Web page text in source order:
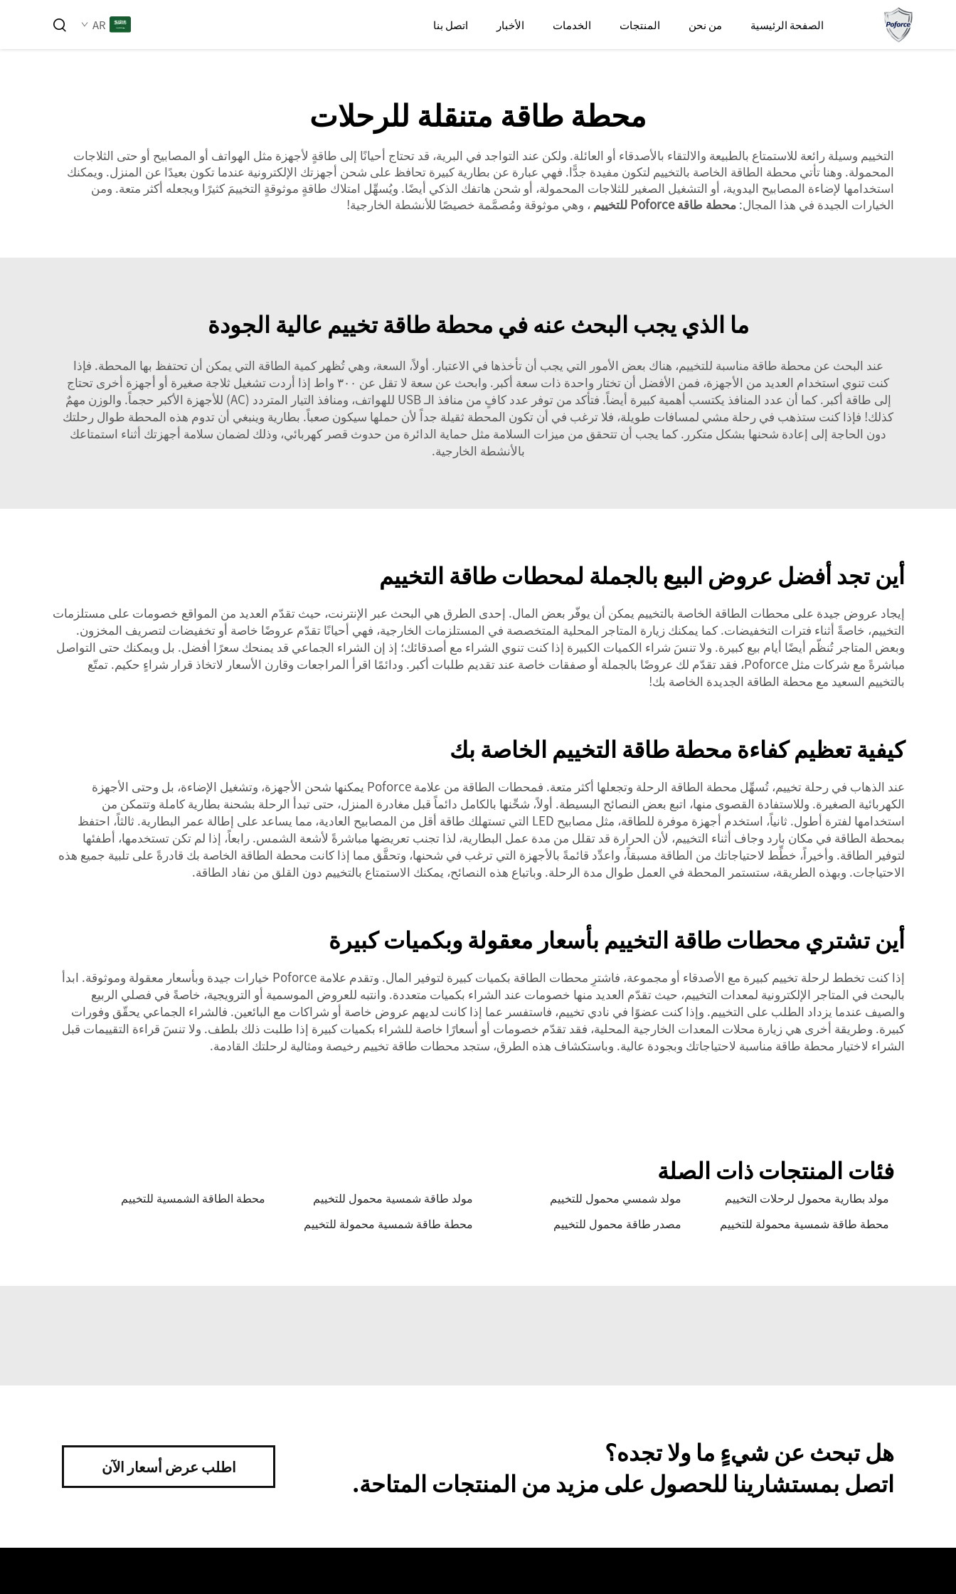
الصفحة الرئيسية من نحن المنتجات الخدمات الأخبار اتصل بنا AR
محطة طاقة متنقلة للرحلات
التخييم وسيلة رائعة للاستمتاع بالطبيعة والالتقاء بالأصدقاء أو العائلة. ولكن عند التواجد في البرية، قد تحتاج أحيانًا إلى طاقةٍ لأجهزة مثل الهواتف أو المصابيح أو حتى الثلاجات
المحمولة. وهنا تأتي محطة الطاقة الخاصة بالتخييم لتكون مفيدة جدًّا. فهي عبارة عن بطارية كبيرة تحافظ على شحن أجهزتك الإلكترونية عندما تكون بعيدًا عن المنزل. ويمكنك
استخدامها لإضاءة المصابيح اليدوية، أو التشغيل الصغير للثلاجات المحمولة، أو شحن هاتفك الذكي أيضًا. ويُسهِّل امتلاك طاقةٍ موثوقةٍ التخييمَ كثيرًا ويجعله أكثر متعة. ومن
الخيارات الجيدة في هذا المجال: محطة طاقة Poforce للتخييم ، وهي موثوقة ومُصمَّمة خصيصًا للأنشطة الخارجية!
ما الذي يجب البحث عنه في محطة طاقة تخييم عالية الجودة
عند البحث عن محطة طاقة مناسبة للتخييم، هناك بعض الأمور التي يجب أن تأخذها في الاعتبار. أولاً، السعة، وهي تُظهر كمية الطاقة التي يمكن أن تحتفظ بها المحطة. فإذا
كنت تنوي استخدام العديد من الأجهزة، فمن الأفضل أن تختار واحدة ذات سعة أكبر. وابحث عن سعة لا تقل عن ٣٠٠ واط إذا أردت تشغيل ثلاجة صغيرة أو أجهزة أخرى تحتاج
إلى طاقة أكبر. كما أن عدد المنافذ يكتسب أهمية كبيرة أيضاً. فتأكد من توفر عدد كافٍ من منافذ الـ USB للهواتف، ومنافذ التيار المتردد (AC) للأجهزة الأكبر حجماً. والوزن مهمٌ
كذلك! فإذا كنت ستذهب في رحلة مشي لمسافات طويلة، فلا ترغب في أن تكون المحطة ثقيلة جداً لأن حملها سيكون صعباً. بطارية وينبغي أن تدوم هذه المحطة طوال رحلتك
دون الحاجة إلى إعادة شحنها بشكل متكرر. كما يجب أن تتحقق من ميزات السلامة مثل حماية الدائرة من حدوث قصر كهربائي، وذلك لضمان سلامة أجهزتك أثناء استمتاعك
بالأنشطة الخارجية.
أين تجد أفضل عروض البيع بالجملة لمحطات طاقة التخييم
إيجاد عروض جيدة على محطات الطاقة الخاصة بالتخييم يمكن أن يوفّر بعض المال. إحدى الطرق هي البحث عبر الإنترنت، حيث تقدّم العديد من المواقع خصومات على مستلزمات
التخييم، خاصةً أثناء فترات التخفيضات. كما يمكنك زيارة المتاجر المحلية المتخصصة في المستلزمات الخارجية، فهي أحيانًا تقدّم عروضًا خاصة أو تخفيضات لتصريف المخزون.
وبعض المتاجر تُنظّم أيضًا أيام بيع كبيرة. ولا تنسَ شراء الكميات الكبيرة إذا كنت تنوي الشراء مع أصدقائك؛ إذ إن الشراء الجماعي قد يمنحك سعرًا أفضل. بل ويمكنك حتى التواصل
مباشرةً مع شركات مثل Poforce، فقد تقدّم لك عروضًا بالجملة أو صفقات خاصة عند تقديم طلبات أكبر. ودائمًا اقرأ المراجعات وقارن الأسعار لاتخاذ قرار شراءٍ حكيم. تمتّع
بالتخييم السعيد مع محطة الطاقة الجديدة الخاصة بك!
كيفية تعظيم كفاءة محطة طاقة التخييم الخاصة بك
عند الذهاب في رحلة تخييم، تُسهِّل محطة الطاقة الرحلة وتجعلها أكثر متعة. فمحطات الطاقة من علامة Poforce يمكنها شحن الأجهزة، وتشغيل الإضاءة، بل وحتى الأجهزة
الكهربائية الصغيرة. وللاستفادة القصوى منها، اتبع بعض النصائح البسيطة. أولاً، شحِّنها بالكامل دائماً قبل مغادرة المنزل، حتى تبدأ الرحلة بشحنة بطارية كاملة وتتمكن من
استخدامها لفترة أطول. ثانياً، استخدم أجهزة موفرة للطاقة، مثل مصابيح LED التي تستهلك طاقة أقل من المصابيح العادية، مما يساعد على إطالة عمر البطارية. ثالثاً، احتفظ
بمحطة الطاقة في مكان بارد وجاف أثناء التخييم، لأن الحرارة قد تقلل من مدة عمل البطارية، لذا تجنب تعريضها مباشرةً لأشعة الشمس. رابعاً، إذا لم تكن تستخدمها، أطفئها
لتوفير الطاقة. وأخيراً، خطِّط لاحتياجاتك من الطاقة مسبقاً، واعدِّد قائمةً بالأجهزة التي ترغب في شحنها، وتحقَّق مما إذا كانت محطة الطاقة الخاصة بك قادرةً على تلبية جميع هذه
الاحتياجات. وبهذه الطريقة، ستستمر المحطة في العمل طوال مدة الرحلة. وباتباع هذه النصائح، يمكنك الاستمتاع بالتخييم دون القلق من نفاد الطاقة.
أين تشتري محطات طاقة التخييم بأسعار معقولة وبكميات كبيرة
إذا كنت تخطط لرحلة تخييم كبيرة مع الأصدقاء أو مجموعة، فاشترِ محطات الطاقة بكميات كبيرة لتوفير المال. وتقدم علامة Poforce خيارات جيدة وبأسعار معقولة وموثوقة. ابدأ
بالبحث في المتاجر الإلكترونية لمعدات التخييم، حيث تقدّم العديد منها خصومات عند الشراء بكميات متعددة. وانتبه للعروض الموسمية أو الترويجية، خاصةً في فصلي الربيع
والصيف عندما يزداد الطلب على التخييم. وإذا كنت عضوًا في نادي تخييم، فاستفسر عما إذا كانت لديهم عروض خاصة أو شراكات مع البائعين. فالشراء الجماعي يحقّق وفورات
كبيرة. وطريقة أخرى هي زيارة محلات المعدات الخارجية المحلية، فقد تقدّم خصومات أو أسعارًا خاصة للشراء بكميات كبيرة إذا طلبت ذلك بلطف. ولا تنسَ قراءة التقييمات قبل
الشراء لاختيار محطة طاقة مناسبة لاحتياجاتك وبجودة عالية. وباستكشاف هذه الطرق، ستجد محطات طاقة تخييم رخيصة ومثالية لرحلتك القادمة.
فئات المنتجات ذات الصلة
مولد بطارية محمول لرحلات التخييم مولد شمسي محمول للتخييم مولد طاقة شمسية محمول للتخييم
محطة الطاقة الشمسية للتخييم
محطة طاقة شمسية محمولة للتخييم
مصدر طاقة محمول للتخييم محطة طاقة شمسية محمولة للتخييم
هل تبحث عن شيءٍ ما ولا تجده؟
اتصل بمستشارينا للحصول على مزيد من المنتجات المتاحة.
اطلب عرض أسعار الآن